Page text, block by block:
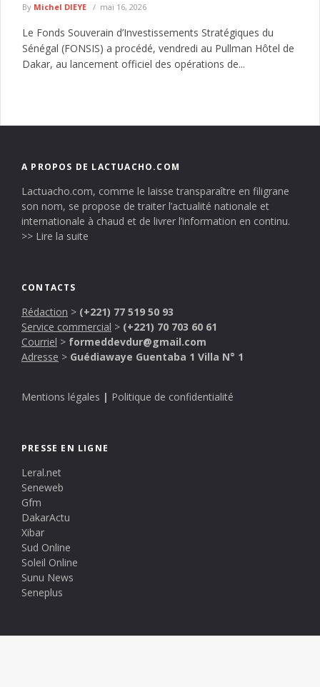
By Michel DIEYE mai 16, 2026
Le Fonds Souverain d’Investissements Stratégiques du
Sénégal (FONSIS) a procédé, vendredi au Pullman Hôtel de
Dakar, au lancement officiel des opérations de...
A PROPOS DE LACTUACHO.COM
Lactuacho.com, comme le laisse transparaître en filigrane
son nom, se propose de traiter l’actualité nationale et
internationale à chaud et de livrer l’information en continu.
>> Lire la suite
CONTACTS
Rédaction > (+221) 77 519 50 93
Service commercial > (+221) 70 703 60 61
Courriel > formeddevdur@gmail.com
Adresse > Guédiawaye Guentaba 1 Villa N° 1
Mentions légales | Politique de confidentialité
PRESSE EN LIGNE
Leral.net
Seneweb
Gfm
DakarActu
Xibar
Sud Online
Soleil Online
Sunu News
Seneplus